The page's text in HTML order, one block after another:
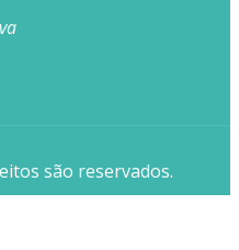
são reservados.